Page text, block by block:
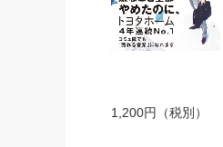
1,200円（税別）